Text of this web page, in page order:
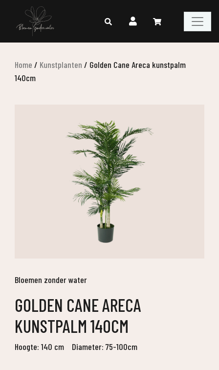
Home / Kunstplanten / Golden Cane Areca kunstpalm
140cm
Bloemen zonder water
GOLDEN CANE ARECA
KUNSTPALM 140CM
Hoogte: 140 cm Diameter: 75-100cm